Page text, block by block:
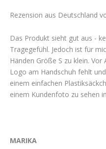
Rezension aus Deutschland
Das Produkt sieht gut aus -
Tragegefühl. Jedoch ist für
Händen Größe S zu klein.
Logo am Handschuh fehlt
einem einfachen
einem Kundenfoto zu sehen
MARIKA